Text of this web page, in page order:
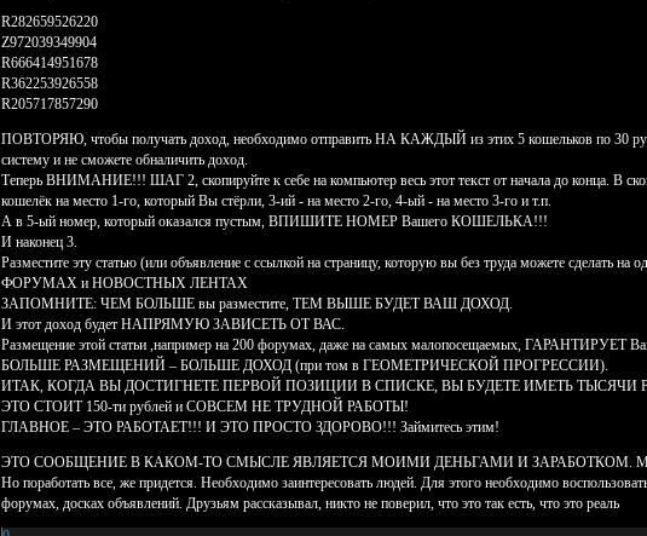
R282659526220
Z972039349904
R666414951678
R362253926558
R205717857290
ПОВТОРЯЮ, чтобы получать доход, необходимо отправить НА КАЖДЫЙ из этих 5 кошельков по 30
систему и не сможете обналичить доход.
Теперь ВНИМАНИЕ!!! ШАГ 2, скопируйте к себе на компьютер весь этот текст от начала до конца. В
кошелёк на место 1-го, который Вы стёрли, 3-ий - на место 2-го, 4-ый - на место 3-го и т.п.
А в 5-ый номер, который оказался пустым, ВПИШИТЕ НОМЕР Вашего КОШЕЛЬКА!!!
И наконец 3.
Разместите эту статью (или объявление с ссылкой на страницу, которую вы без труда можете сделать на
ФОРУМАХ и НОВОСТНЫХ ЛЕНТАХ
ЗАПОМНИТЕ: ЧЕМ БОЛЬШЕ вы разместите, ТЕМ ВЫШЕ БУДЕТ ВАШ ДОХОД.
И этот доход будет НАПРЯМУЮ ЗАВИСЕТЬ ОТ ВАС.
Размещение этой статьи ,например на 200 форумах, даже на самых малопосещаемых, ГАРАНТИРУЕТ
БОЛЬШЕ РАЗМЕЩЕНИЙ – БОЛЬШЕ ДОХОД (при том в ГЕОМЕТРИЧЕСКОЙ ПРОГРЕССИИ).
ИТАК, КОГДА ВЫ ДОСТИГНЕТЕ ПЕРВОЙ ПОЗИЦИИ В СПИСКЕ, ВЫ БУДЕТЕ ИМЕТЬ ТЫСЯЧИ
ЭТО СТОИТ 150-ти рублей и СОВСЕМ НЕ ТРУДНОЙ РАБОТЫ!
ГЛАВНОЕ – ЭТО РАБОТАЕТ!!! И ЭТО ПРОСТО ЗДОРОВО!!! Займитесь этим!
ЭТО СООБЩЕНИЕ В КАКОМ-ТО СМЫСЛЕ ЯВЛЯЕТСЯ МОИМИ ДЕНЬГАМИ И ЗАРАБОТКОМ. Можете
Но поработать все, же придется. Необходимо заинтересовать людей. Для этого необходимо
форумах, досках объявлений. Друзьям рассказывал, никто не поверил, что это так есть, что это реаль